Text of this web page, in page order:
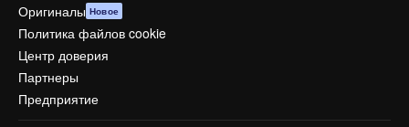
Оригиналы Новое
Политика файлов cookie
Центр доверия
Партнеры
Предприятие